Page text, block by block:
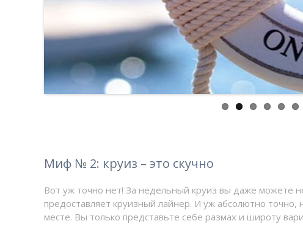
Миф № 2: круиз – это скучно
Вот уж точно нет! За недельный круиз вы даже можете
предоставляет круизный лайнер. И уж абсолютно
месте. Вы только представьте себе размах и широту